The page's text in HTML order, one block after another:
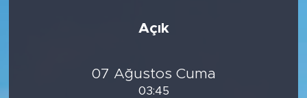
Açık
07 Ağustos Cuma
03:45